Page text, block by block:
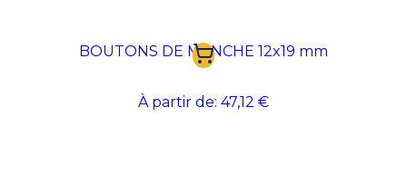
BOUTONS DE MANCHE 12x19 mm
À partir de: 47,12 €